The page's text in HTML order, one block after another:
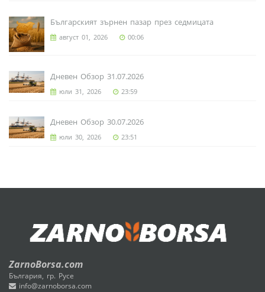
Българският зърнен пазар през седмицата
август 01, 2026 00:06
Дневен Обзор 31.07.2026
юли 31, 2026 23:59
Дневен Обзор 30.07.2026
юли 30, 2026 23:51
ZarnoBorsa.com
България, гр. Русе
info@zarnoborsa.com